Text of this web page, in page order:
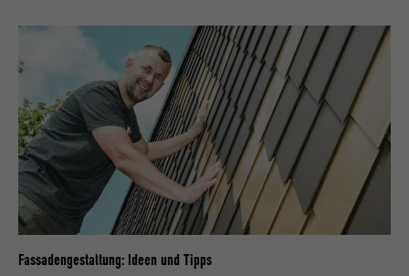
Fassadengestaltung: Ideen und Tipps